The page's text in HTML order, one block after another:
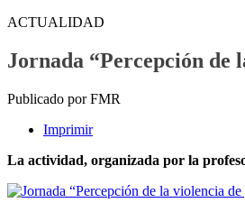
ACTUALIDAD
Jornada “Percepción de
Publicado por FMR
Imprimir
La actividad, organizada por la